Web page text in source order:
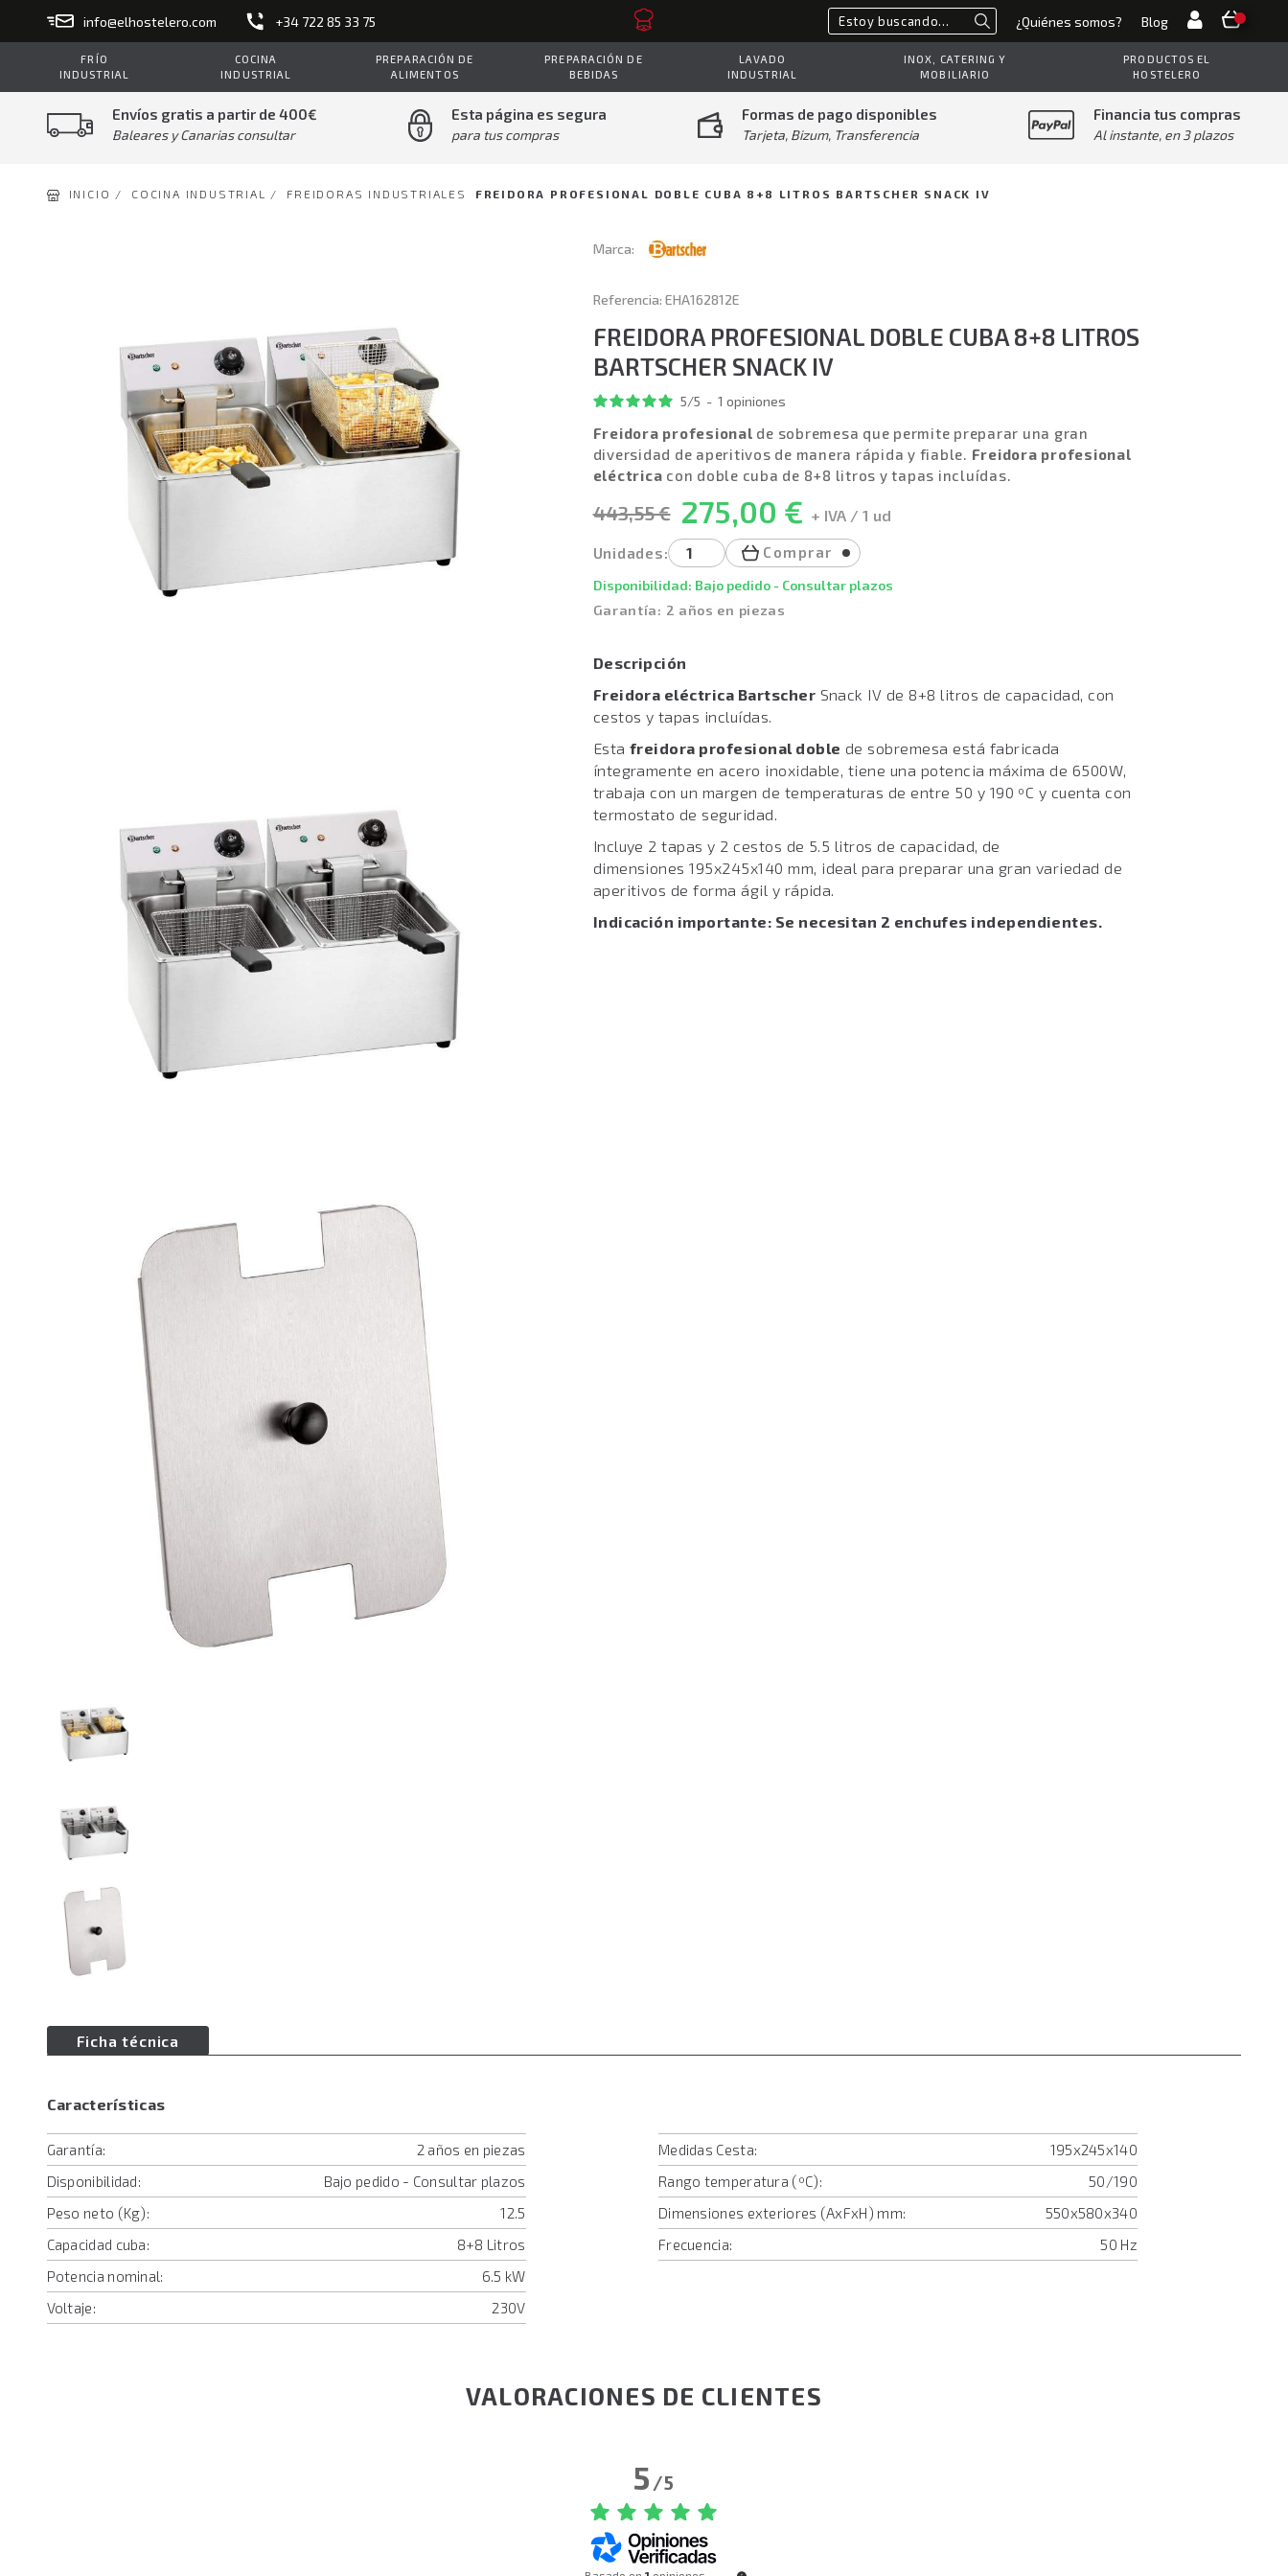
info@elhostelero.com +34 722 85 33 75 Buscar¿Quiénes somos? Blog
FRÍO
INDUSTRIAL
COCINA
INDUSTRIAL
PREPARACIÓN DE
ALIMENTOS
PREPARACIÓN DE
BEBIDAS
LAVADO
INDUSTRIAL
INOX, CATERING Y
MOBILIARIO
PRODUCTOS EL
HOSTELERO
Envíos gratis a partir de 400€
Baleares y Canarias consultar
Esta página es segura
para tus compras
Formas de pago disponibles
Tarjeta, Bizum, Transferencia
Financia tus compras
Al instante, en 3 plazos
INICIO / COCINA INDUSTRIAL / FREIDORAS INDUSTRIALES FREIDORA PROFESIONAL DOBLE CUBA 8+8 LITROS BARTSCHER SNACK IV
Marca:
Referencia: EHA162812E
FREIDORA PROFESIONAL DOBLE CUBA 8+8 LITROS
BARTSCHER SNACK IV
5/5 - 1 opiniones
Freidora profesional de sobremesa que permite preparar una gran
diversidad de aperitivos de manera rápida y fiable. Freidora profesional
eléctrica con doble cuba de 8+8 litros y tapas incluídas.
443,55 € 275,00 € + IVA / 1 ud
Unidades: Comprar
Disponibilidad: Bajo pedido - Consultar plazos
Garantía: 2 años en piezas
Descripción
Freidora eléctrica Bartscher Snack IV de 8+8 litros de capacidad, con
cestos y tapas incluídas.
Esta freidora profesional doble de sobremesa está fabricada
íntegramente en acero inoxidable, tiene una potencia máxima de 6500W,
trabaja con un margen de temperaturas de entre 50 y 190 ºC y cuenta con
termostato de seguridad.
Incluye 2 tapas y 2 cestos de 5.5 litros de capacidad, de
dimensiones 195x245x140 mm, ideal para preparar una gran variedad de
aperitivos de forma ágil y rápida.
Indicación importante: Se necesitan 2 enchufes independientes.
Ficha técnica
Características
Garantía:
2 años en piezas
Disponibilidad:
Bajo pedido - Consultar plazos
Peso neto (Kg):
12.5
Capacidad cuba:
8+8 Litros
Potencia nominal:
6.5 kW
Voltaje:
230V
Medidas Cesta:
195x245x140
Rango temperatura (ºC):
50/190
Dimensiones exteriores (AxFxH) mm:
550x580x340
Frecuencia:
50 Hz
VALORACIONES DE CLIENTES
5/5